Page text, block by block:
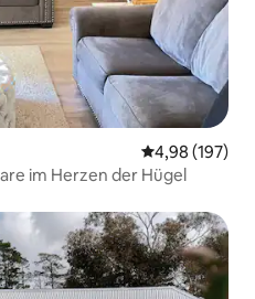
4,98 (197)
im Herzen der Hügel